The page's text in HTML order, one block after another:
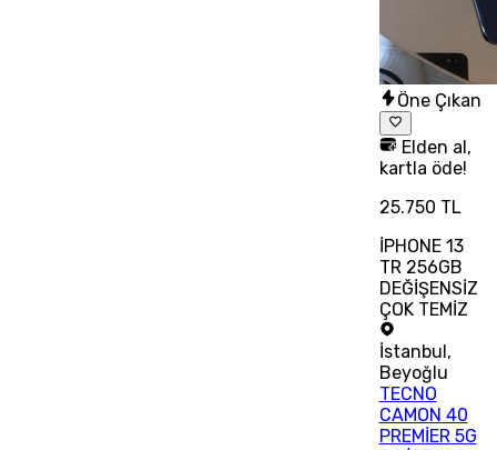
Öne Çıkan
Elden al,
kartla öde!
25.750 TL
İPHONE 13
TR 256GB
DEĞİŞENSİZ
ÇOK TEMİZ
İstanbul ,
Beyoğlu
TECNO
CAMON 40
PREMİER 5G